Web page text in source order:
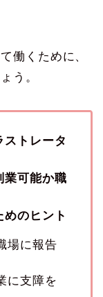
働くために、
う。
トレータ
業可能か職
のヒント
場に報告
に支障を